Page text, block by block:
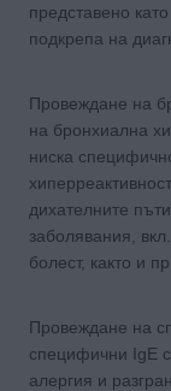
представено
подкрепа на
Провеждане на
на бронхиална
ниска
дихателните
заболявания,
болест, както и
Провеждане на
специфични IgE
алергия и